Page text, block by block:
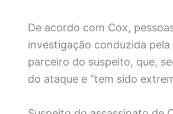
De acordo com Cox,
investigação conduzida
parceiro do suspeito, que,
do ataque e “tem sido